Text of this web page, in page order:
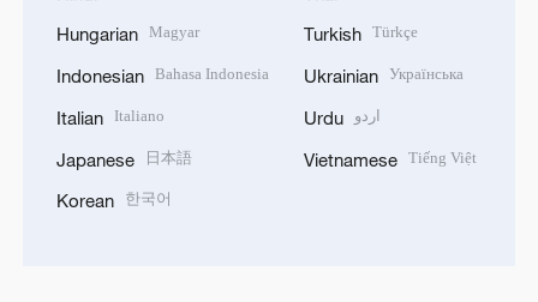
Hungarian Magyar
Indonesian Bahasa Indonesia
Italian Italiano
Japanese 日本語
Korean 한국어
Turkish Türkçe
Ukrainian Українська
Urdu اردو
Vietnamese Tiếng Việt